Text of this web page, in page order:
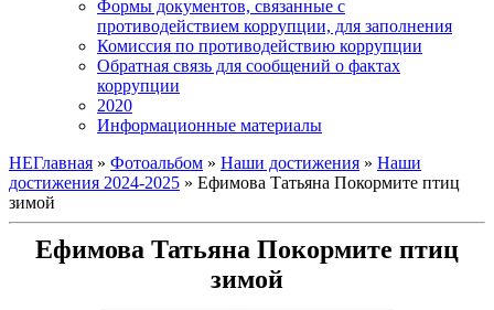
Формы документов, связанные с
противодействием коррупции, для заполнения
Комиссия по противодействию коррупции
Обратная связь для сообщений о фактах
коррупции
2020
Информационные материалы
НЕГлавная » Фотоальбом » Наши достижения » Наши
достижения 2024-2025 » Ефимова Татьяна Покормите птиц
зимой
Ефимова Татьяна Покормите птиц
зимой